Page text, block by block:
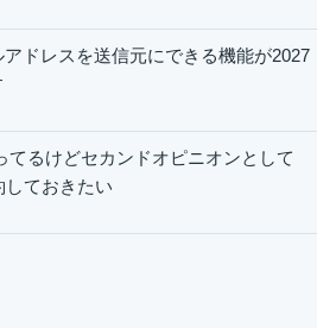
ドレスを送信元にできる機能が2027
てるけどセカンドオピニオンとして
しておきたい